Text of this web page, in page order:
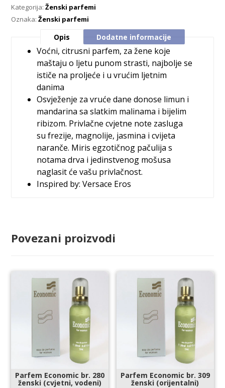
Kategorija:Ženski parfemi
Oznaka:Ženski parfemi
Opis Dodatne informacije
Voćni, citrusni parfem, za žene koje
maštaju o ljetu punom strasti, najbolje se
ističe na proljeće i u vrućim ljetnim
danima
Osvježenje za vruće dane donose limun i
mandarina sa slatkim malinama i bijelim
ribizom. Privlačne cvjetne note zasluga
su frezije, magnolije, jasmina i cvijeta
naranče. Miris egzotičnog pačulija s
notama drva i jedinstvenog mošusa
naglasit će vašu privlačnost.
Inspired by: Versace Eros
Povezani proizvodi
Parfem Economic br. 280
ženski (cvjetni, vodeni)
Parfem Economic br. 309
ženski (orijentalni)